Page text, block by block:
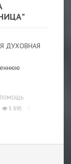
ДУХОВНАЯ
ПОМОЩЬ
5 895